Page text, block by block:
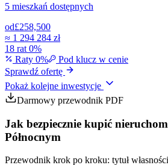
5 mieszkań dostępnych
od£258,500
≈ 1 294 284 zł
18 rat 0%
Raty 0%
Pod klucz w cenie
Sprawdź ofertę
Pokaż kolejne inwestycje
Darmowy przewodnik PDF
Jak bezpiecznie kupić
Północnym
Przewodnik krok po kroku: tytuł